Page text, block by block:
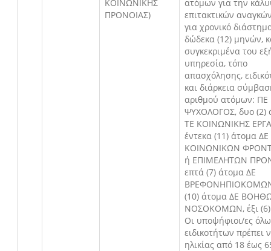
ΚΟΙΝΩΝΙΚΗΣ
ΠΡΟΝΟΙΑΣ)
ατόμων για την
επιτακτικών
για χρονικό
δώδεκα (12) μηνών,
συγκεκριμένα του
υπηρεσία, τόπο
απασχόλησης,
και διάρκεια
αριθμού ατόμων: ΠΕ
ΨΥΧΟΛΟΓΟΣ, δυο (2)
ΤΕ ΚΟΙΝΩΝΙΚΗΣ
έντεκα (11) άτομα ΔΕ
ΚΟΙΝΩΝΙΚΩΝ
ή ΕΠΙΜΕΛΗΤΩΝ
επτά (7) άτομα ΔΕ
(10) άτομα ΔΕ
ΝΟΣΟΚΟΜΩΝ, έξι
Οι υποψήφιοι/ες
ειδικοτήτων πρέπει
ηλικίας από 18 έως